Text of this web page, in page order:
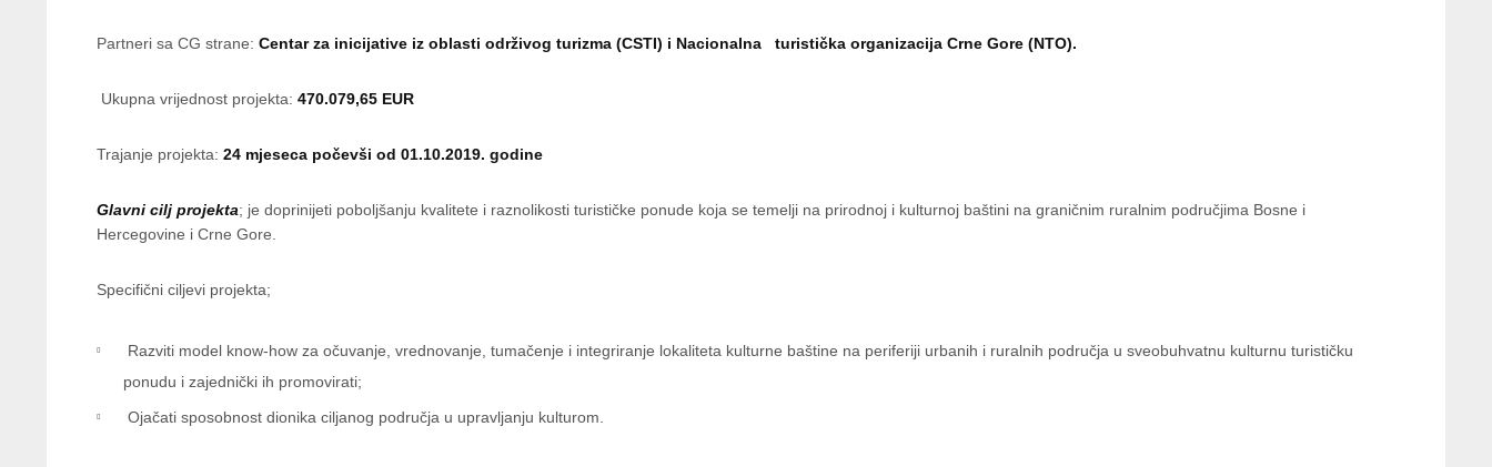
Partneri sa CG strane: Centar za inicijative iz oblasti održivog turizma (CSTI) i Nacionalna turistička organizacija Crne Gore (NTO).
Ukupna vrijednost projekta: 470.079,65 EUR
Trajanje projekta: 24 mjeseca počevši od 01.10.2019. godine
Glavni cilj projekta; je doprinijeti poboljšanju kvalitete i raznolikosti turističke ponude koja se temelji na prirodnoj i kulturnoj baštini na graničnim ruralnim područjima Bosne i
Hercegovine i Crne Gore.
Specifični ciljevi projekta;
Razviti model know-how za očuvanje, vrednovanje, tumačenje i integriranje lokaliteta kulturne baštine na periferiji urbanih i ruralnih područja u sveobuhvatnu kulturnu turističku
ponudu i zajednički ih promovirati;
Ojačati sposobnost dionika ciljanog područja u upravljanju kulturom.